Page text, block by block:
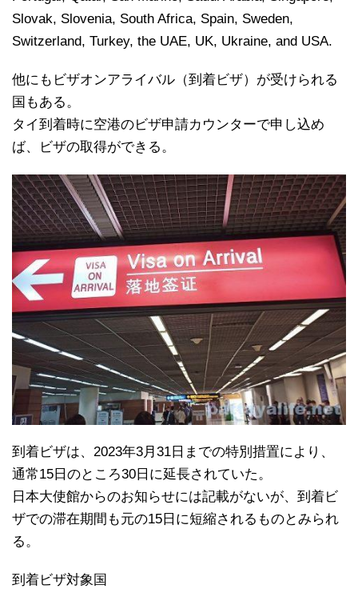
Slovak, Slovenia, South Africa, Spain, Sweden,
Switzerland, Turkey, the UAE, UK, Ukraine, and USA.
他にもビザオンアライバル（到着ビザ）が受けられる
国もある。
タイ到着時に空港のビザ申請カウンターで申し込め
ば、ビザの取得ができる。
到着ビザは、2023年3月31日までの特別措置により、
通常15日のところ30日に延長されていた。
日本大使館からのお知らせには記載がないが、到着ビ
ザでの滞在期間も元の15日に短縮されるものとみられ
る。
到着ビザ対象国